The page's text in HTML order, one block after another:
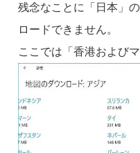
残念なことに「日本」
ロードできません。
ここでは「香港および